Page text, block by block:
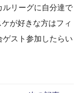
ルリーグに自分達で
ケが好きな方はフィ
ゲスト参加したらい